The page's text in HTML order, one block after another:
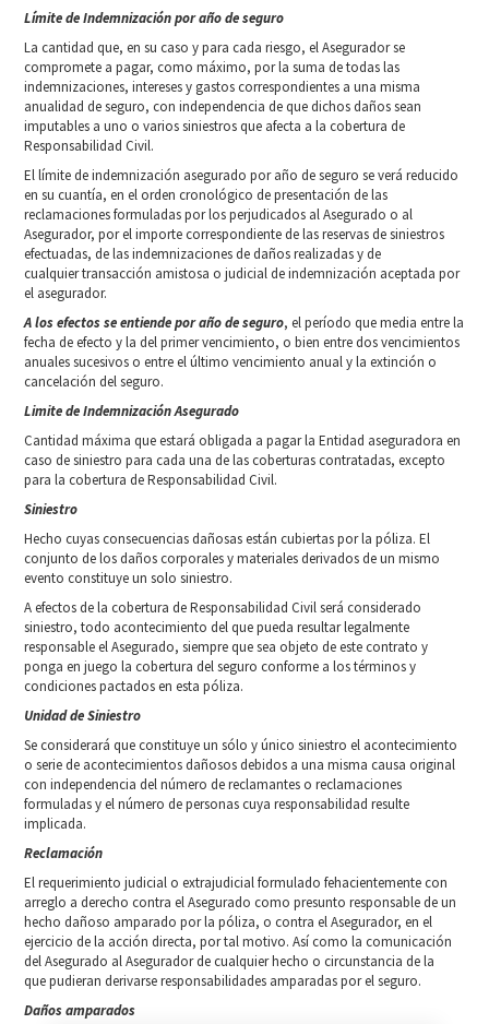
Límite de Indemnización por año de seguro
La cantidad que, en su caso y para cada riesgo, el Asegurador se
compromete a pagar, como máximo, por la suma de todas las
indemnizaciones, intereses y gastos correspondientes a una misma
anualidad de seguro, con independencia de que dichos daños sean
imputables a uno o varios siniestros que afecta a la cobertura de
Responsabilidad Civil.
El límite de indemnización asegurado por año de seguro se verá reducido
en su cuantía, en el orden cronológico de presentación de las
reclamaciones formuladas por los perjudicados al Asegurado o al
Asegurador, por el importe correspondiente de las reservas de siniestros
efectuadas, de las indemnizaciones de daños realizadas y de
cualquier transacción amistosa o judicial de indemnización aceptada por
el asegurador.
A los efectos se entiende por año de seguro, el período que media entre la
fecha de efecto y la del primer vencimiento, o bien entre dos vencimientos
anuales sucesivos o entre el último vencimiento anual y la extinción o
cancelación del seguro.
Limite de Indemnización Asegurado
Cantidad máxima que estará obligada a pagar la Entidad aseguradora en
caso de siniestro para cada una de las coberturas contratadas, excepto
para la cobertura de Responsabilidad Civil.
Siniestro
Hecho cuyas consecuencias dañosas están cubiertas por la póliza. El
conjunto de los daños corporales y materiales derivados de un mismo
evento constituye un solo siniestro.
A efectos de la cobertura de Responsabilidad Civil será considerado
siniestro, todo acontecimiento del que pueda resultar legalmente
responsable el Asegurado, siempre que sea objeto de este contrato y
ponga en juego la cobertura del seguro conforme a los términos y
condiciones pactados en esta póliza.
Unidad de Siniestro
Se considerará que constituye un sólo y único siniestro el acontecimiento
o serie de acontecimientos dañosos debidos a una misma causa original
con independencia del número de reclamantes o reclamaciones
formuladas y el número de personas cuya responsabilidad resulte
implicada.
Reclamación
El requerimiento judicial o extrajudicial formulado fehacientemente con
arreglo a derecho contra el Asegurado como presunto responsable de un
hecho dañoso amparado por la póliza, o contra el Asegurador, en el
ejercicio de la acción directa, por tal motivo. Así como la comunicación
del Asegurado al Asegurador de cualquier hecho o circunstancia de la
que pudieran derivarse responsabilidades amparadas por el seguro.
Daños amparados